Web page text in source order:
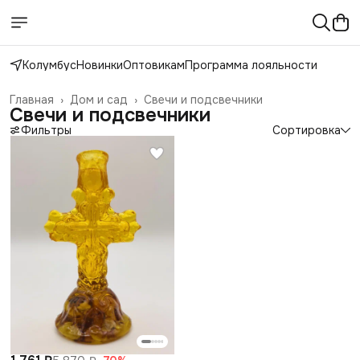
КолумбусНовинкиОптовикамПрограмма лояльности
Свечи и подсвечники
Дом и сад ›
Главная ›
Свечи и подсвечники
Фильтры Сортировка